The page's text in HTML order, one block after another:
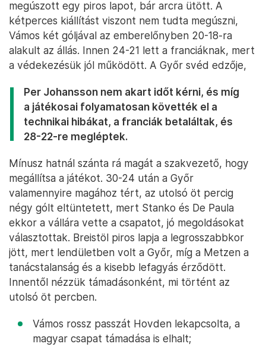
megúszott egy piros lapot, bár arcra ütött. A
kétperces kiállítást viszont nem tudta megúszni,
Vámos két góljával az emberelőnyben 20-18-ra
alakult az állás. Innen 24-21 lett a franciáknak, mert
a védekezésük jól működött. A Győr svéd edzője,
Per Johansson nem akart időt kérni, és míg
a játékosai folyamatosan követték el a
technikai hibákat, a franciák betaláltak, és
28-22-re megléptek.
Mínusz hatnál szánta rá magát a szakvezető, hogy
megállítsa a játékot. 30-24 után a Győr
valamennyire magához tért, az utolsó öt percig
négy gólt eltüntetett, mert Stanko és De Paula
ekkor a vállára vette a csapatot, jó megoldásokat
választottak. Breistöl piros lapja a legrosszabbkor
jött, mert lendületben volt a Győr, míg a Metzen a
tanácstalanság és a kisebb lefagyás érződött.
Innentől nézzük támadásonként, mi történt az
utolsó öt percben.
Vámos rossz passzát Hovden lekapcsolta, a
magyar csapat támadása is elhalt;